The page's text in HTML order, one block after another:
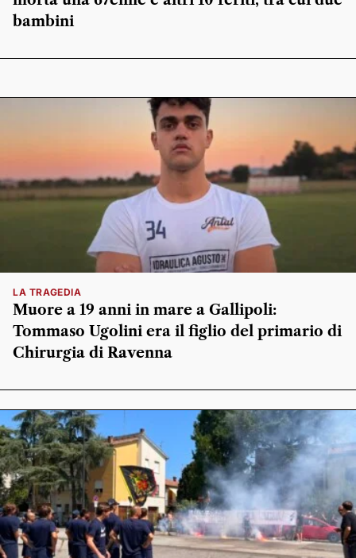
bambini
LA TRAGEDIA
Muore a 19 anni in mare a Gallipoli:
Tommaso Ugolini era il figlio del primario di
Chirurgia di Ravenna